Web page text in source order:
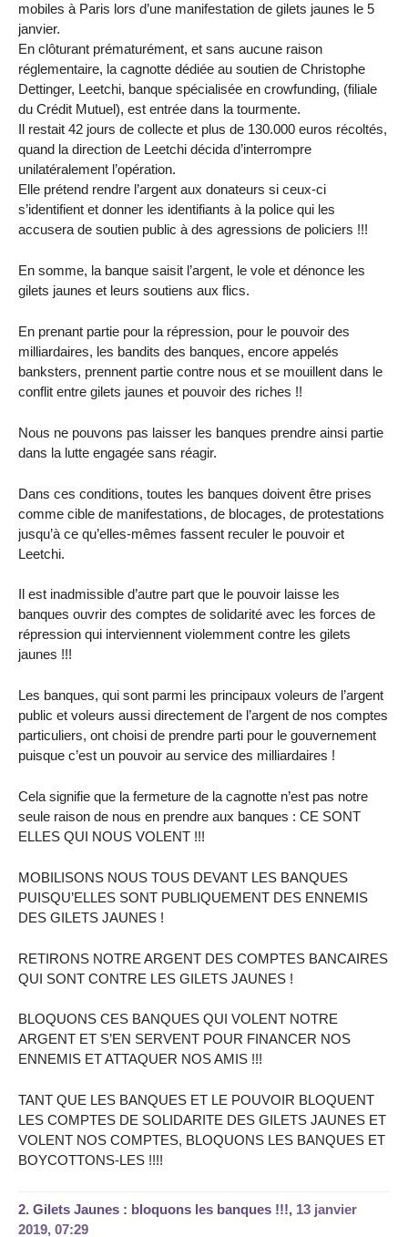
mobiles à Paris lors d’une manifestation de gilets jaunes le 5
janvier.
En clôturant prématurément, et sans aucune raison
réglementaire, la cagnotte dédiée au soutien de Christophe
Dettinger, Leetchi, banque spécialisée en crowfunding, (filiale
du Crédit Mutuel), est entrée dans la tourmente.
Il restait 42 jours de collecte et plus de 130.000 euros récoltés,
quand la direction de Leetchi décida d’interrompre
unilatéralement l’opération.
Elle prétend rendre l’argent aux donateurs si ceux-ci
s’identifient et donner les identifiants à la police qui les
accusera de soutien public à des agressions de policiers !!!
En somme, la banque saisit l’argent, le vole et dénonce les
gilets jaunes et leurs soutiens aux flics.
En prenant partie pour la répression, pour le pouvoir des
milliardaires, les bandits des banques, encore appelés
banksters, prennent partie contre nous et se mouillent dans le
conflit entre gilets jaunes et pouvoir des riches !!
Nous ne pouvons pas laisser les banques prendre ainsi partie
dans la lutte engagée sans réagir.
Dans ces conditions, toutes les banques doivent être prises
comme cible de manifestations, de blocages, de protestations
jusqu’à ce qu’elles-mêmes fassent reculer le pouvoir et
Leetchi.
Il est inadmissible d’autre part que le pouvoir laisse les
banques ouvrir des comptes de solidarité avec les forces de
répression qui interviennent violemment contre les gilets
jaunes !!!
Les banques, qui sont parmi les principaux voleurs de l’argent
public et voleurs aussi directement de l’argent de nos comptes
particuliers, ont choisi de prendre parti pour le gouvernement
puisque c’est un pouvoir au service des milliardaires !
Cela signifie que la fermeture de la cagnotte n’est pas notre
seule raison de nous en prendre aux banques : CE SONT
ELLES QUI NOUS VOLENT !!!
MOBILISONS NOUS TOUS DEVANT LES BANQUES
PUISQU’ELLES SONT PUBLIQUEMENT DES ENNEMIS
DES GILETS JAUNES !
RETIRONS NOTRE ARGENT DES COMPTES BANCAIRES
QUI SONT CONTRE LES GILETS JAUNES !
BLOQUONS CES BANQUES QUI VOLENT NOTRE
ARGENT ET S’EN SERVENT POUR FINANCER NOS
ENNEMIS ET ATTAQUER NOS AMIS !!!
TANT QUE LES BANQUES ET LE POUVOIR BLOQUENT
LES COMPTES DE SOLIDARITE DES GILETS JAUNES ET
VOLENT NOS COMPTES, BLOQUONS LES BANQUES ET
BOYCOTTONS-LES !!!!
2. Gilets Jaunes : bloquons les banques !!!, 13 janvier
2019, 07:29